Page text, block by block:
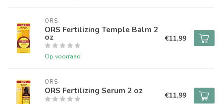
ORS
ORS Fertilizing Temple Balm 2
oz
Op voorraad
€11,99
ORS
ORS Fertilizing Serum 2 oz €11,99